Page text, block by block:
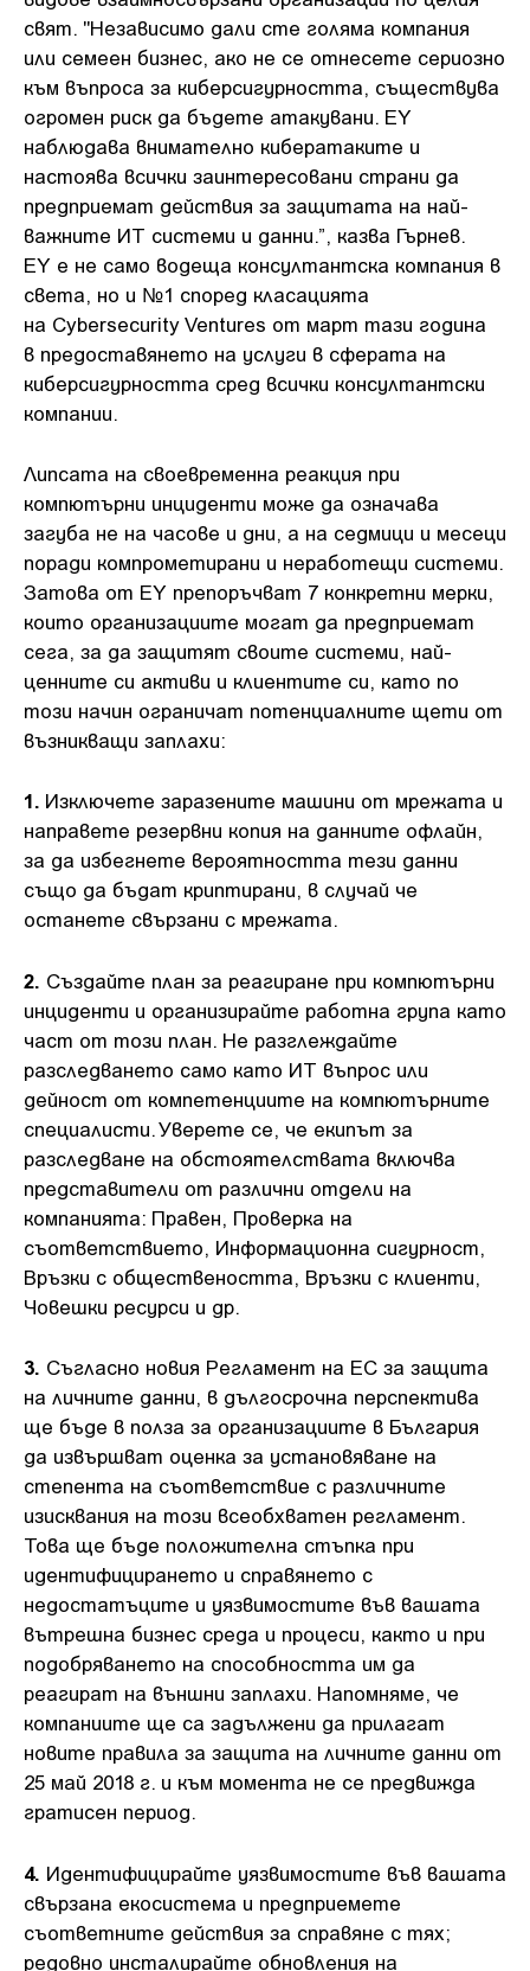
свят. "Независимо дали сте голяма компания
или семеен бизнес, ако не се отнесете сериозно
към въпроса за киберсигурността, съществува
огромен риск да бъдете атакувани. EY
наблюдава внимателно кибератаките и
настоява всички заинтересовани страни да
предприемат действия за защитата на най-
важните ИТ системи и данни.”, казва Гърнев.
ЕY е не само водеща консултантска компания в
света, но и №1 според класацията
на Cybersecurity Ventures от март тази година
в предоставянето на услуги в сферата на
киберсигурността сред всички консултантски
компании.
Липсата на своевременна реакция при
компютърни инциденти може да означава
загуба не на часове и дни, а на седмици и месеци
поради компрометирани и неработещи системи.
Затова от ЕY препоръчват 7 конкретни мерки,
които организациите могат да предприемат
сега, за да защитят своите системи, най-
ценните си активи и клиентите си, като по
този начин ограничат потенциалните щети от
възникващи заплахи:
1. Изключете заразените машини от мрежата и
направете резервни копия на данните офлайн,
за да избегнете вероятността тези данни
също да бъдат криптирани, в случай че
останете свързани с мрежата.
2. Създайте план за реагиране при компютърни
инциденти и организирайте работна група като
част от този план. Не разглеждайте
разследването само като ИТ въпрос или
дейност от компетенциите на компютърните
специалисти. Уверете се, че екипът за
разследване на обстоятелствата включва
представители от различни отдели на
компанията: Правен, Проверка на
съответствието, Информационна сигурност,
Връзки с обществеността, Връзки с клиенти,
Човешки ресурси и др.
3. Съгласно новия Регламент на ЕС за защита
на личните данни, в дългосрочна перспектива
ще бъде в полза за организациите в България
да извършват оценка за установяване на
степента на съответствие с различните
изисквания на този всеобхватен регламент.
Това ще бъде положителна стъпка при
идентифицирането и справянето с
недостатъците и уязвимостите във вашата
вътрешна бизнес среда и процеси, както и при
подобряването на способността им да
реагират на външни заплахи. Напомняме, че
компаниите ще са задължени да прилагат
новите правила за защита на личните данни от
25 май 2018 г. и към момента не се предвижда
гратисен период.
4. Идентифицирайте уязвимостите във вашата
свързана екосистема и предприемете
съответните действия за справяне с тях;
редовно инсталирайте обновления на